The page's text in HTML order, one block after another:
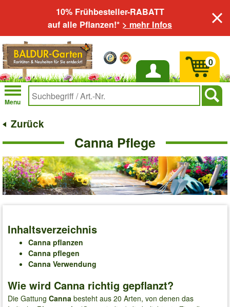
10% Frühbesteller-RABATT
auf alle Pflanzen!* > mehr Infos
Anmelden
Menu
0
Zurück
Canna Pflege
Inhaltsverzeichnis
Canna pflanzen
Canna pflegen
Canna Verwendung
Wie wird Canna richtig gepflanzt?
Die Gattung Canna besteht aus 20 Arten, von denen das